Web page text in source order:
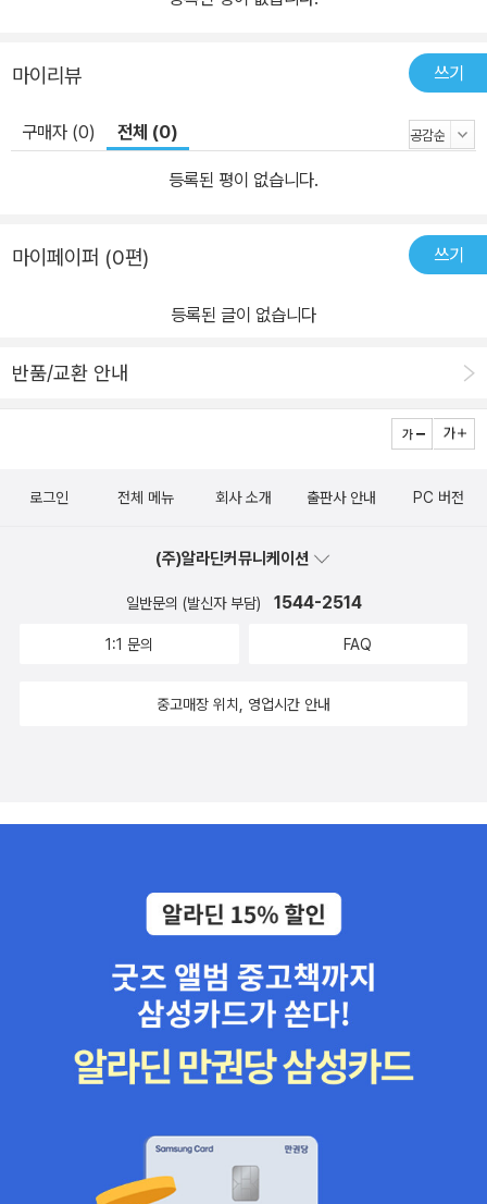
마이리뷰 쓰기
구매자 (0) 전체 (0)
등록된 평이 없습니다.
마이페이퍼 (0편) 쓰기
등록된 글이 없습니다
반품/교환 안내
로그인 전체 메뉴 회사 소개 출판사 안내 PC 버전
(주)알라딘커뮤니케이션
일반문의 (발신자 부담) 1544-2514
1:1 문의 FAQ
중고매장 위치, 영업시간 안내